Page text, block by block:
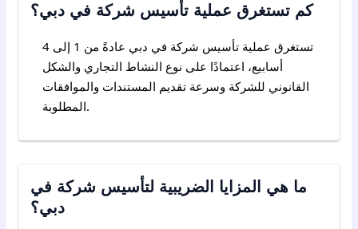
كم تستغرق عملية تأسيس شركة في دبي؟
تستغرق عملية تأسيس شركة في دبي عادةً من 1 إلى 4
أسابيع، اعتمادًا على نوع النشاط التجاري والشكل
القانوني للشركة وسرعة تقديم المستندات والموافقات
المطلوبة.
ما هي المزايا الضريبية لتأسيس شركة في
دبي؟